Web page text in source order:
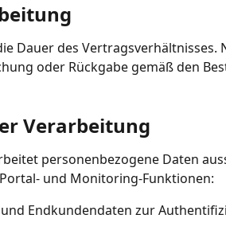
Dauer des Vertragsverhältnisses.
oder Rückgabe gemäß den
Verarbeitung
personenbezogene Daten
und Monitoring-Funktionen:
Endkundendaten zur